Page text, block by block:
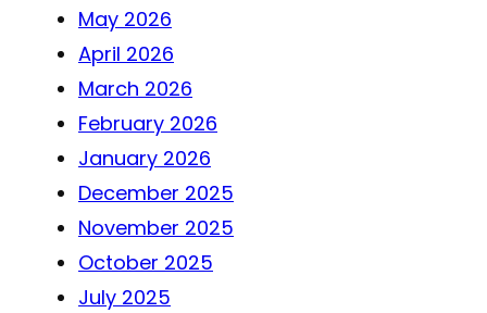
May 2026
April 2026
March 2026
February 2026
January 2026
December 2025
November 2025
October 2025
July 2025